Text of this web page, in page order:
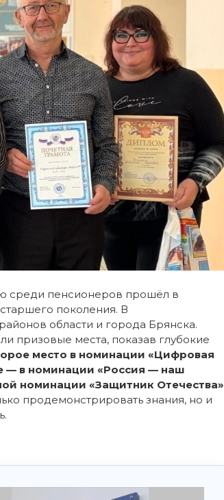
среди пенсионеров прошёл в
поколения. В
области и города Брянска.
призовые места, показав глубокие
место в номинации «Цифровая
— в номинации «Россия — наш
номинации «Защитник Отечества»
продемонстрировать знания, но и